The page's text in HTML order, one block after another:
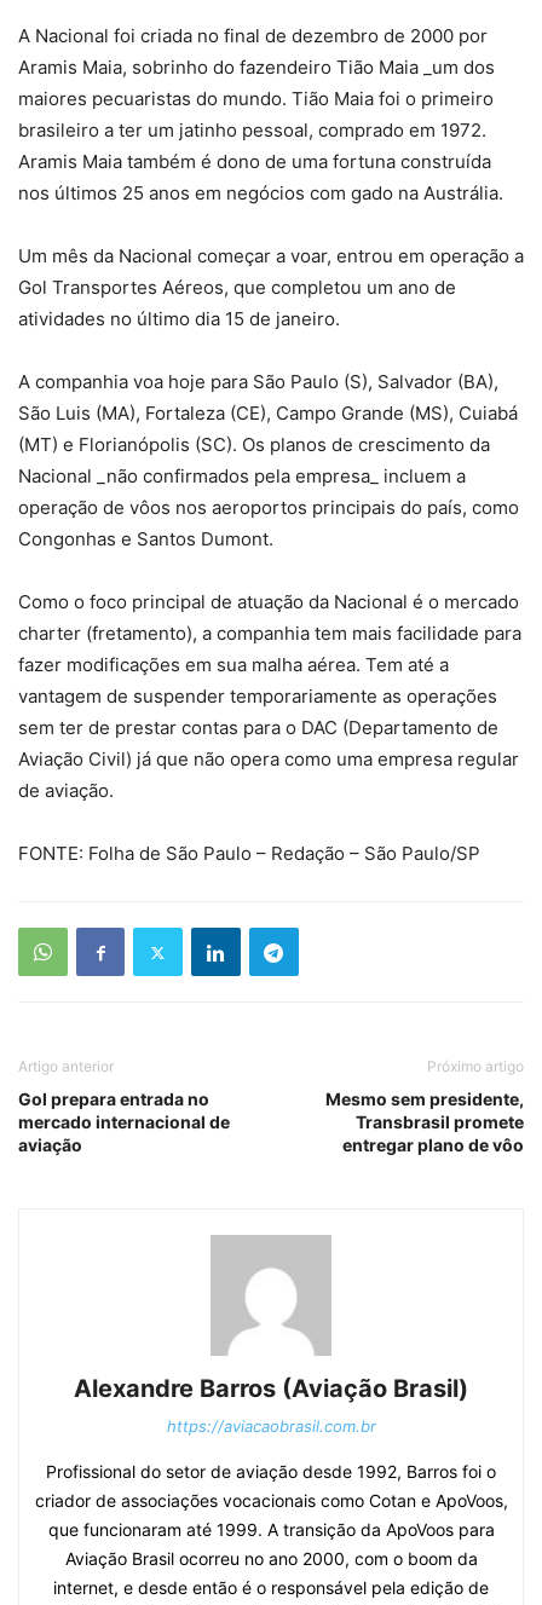
A Nacional foi criada no final de dezembro de 2000 por
Aramis Maia, sobrinho do fazendeiro Tião Maia _um dos
maiores pecuaristas do mundo. Tião Maia foi o primeiro
brasileiro a ter um jatinho pessoal, comprado em 1972.
Aramis Maia também é dono de uma fortuna construída
nos últimos 25 anos em negócios com gado na Austrália.
Um mês da Nacional começar a voar, entrou em operação a
Gol Transportes Aéreos, que completou um ano de
atividades no último dia 15 de janeiro.
A companhia voa hoje para São Paulo (S), Salvador (BA),
São Luis (MA), Fortaleza (CE), Campo Grande (MS), Cuiabá
(MT) e Florianópolis (SC). Os planos de crescimento da
Nacional _não confirmados pela empresa_ incluem a
operação de vôos nos aeroportos principais do país, como
Congonhas e Santos Dumont.
Como o foco principal de atuação da Nacional é o mercado
charter (fretamento), a companhia tem mais facilidade para
fazer modificações em sua malha aérea. Tem até a
vantagem de suspender temporariamente as operações
sem ter de prestar contas para o DAC (Departamento de
Aviação Civil) já que não opera como uma empresa regular
de aviação.
FONTE: Folha de São Paulo – Redação – São Paulo/SP
Artigo anterior
Gol prepara entrada no
mercado internacional de
aviação
Próximo artigo
Mesmo sem presidente,
Transbrasil promete
entregar plano de vôo
Alexandre Barros (Aviação Brasil)
https://aviacaobrasil.com.br
Profissional do setor de aviação desde 1992, Barros foi o
criador de associações vocacionais como Cotan e ApoVoos,
que funcionaram até 1999. A transição da ApoVoos para
Aviação Brasil ocorreu no ano 2000, com o boom da
internet, e desde então é o responsável pela edição de